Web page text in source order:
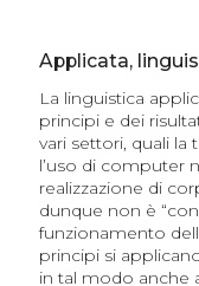
Applicata,
La linguistica
principi e dei
vari settori, quali la
l’uso di computer
realizzazione di
dunque non è
funzionamento
principi si
in tal modo anche